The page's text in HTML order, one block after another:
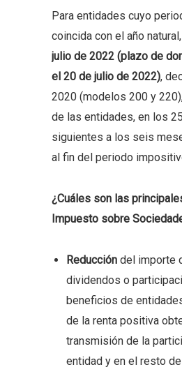
Para entidades cuyo
coincida con el año natural,
julio de 2022 (plazo de
el 20 de julio de 2022),
2020 (modelos 200 y
de las entidades, en los
siguientes a los seis
al fin del periodo
¿Cuáles son las
Impuesto sobre
Reducción del importe
dividendos o
beneficios de
de la renta positiva
transmisión de la
entidad y en el resto